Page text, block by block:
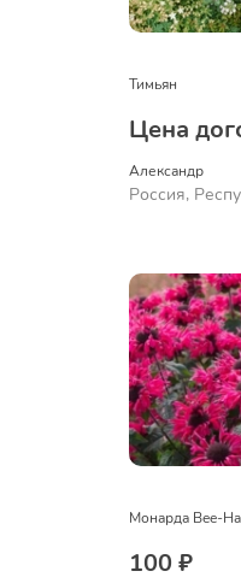
Тимьян
Цена
Александр
Россия,
Монарда Bee-
100 ₽